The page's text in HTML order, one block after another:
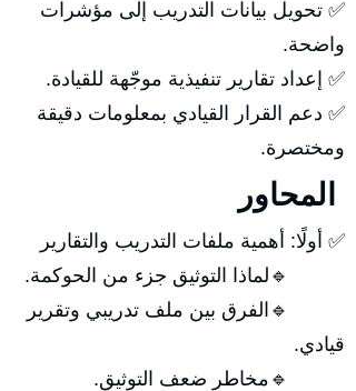
✅ تحويل بيانات التدريب إلى مؤشرات
واضحة.
✅ إعداد تقارير تنفيذية موجّهة للقيادة.
✅ دعم القرار القيادي بمعلومات دقيقة
ومختصرة.
✅ أولًا: أهمية ملفات التدريب والتقارير
🔹لماذا التوثيق جزء من الحوكمة.
🔹الفرق بين ملف تدريبي وتقرير
قيادي.
🔹مخاطر ضعف التوثيق.